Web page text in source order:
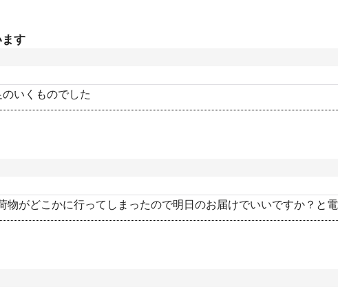
す
いくものでした
物がどこかに行ってしまったので明日のお届けでいいですか？と